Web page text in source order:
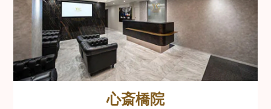
心斎橋院